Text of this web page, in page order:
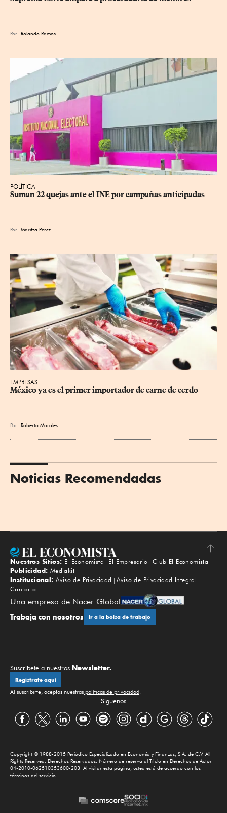
Por Rolando Ramos
POLÍTICA
Suman 22 quejas ante el INE por campañas anticipadas
Por Maritza Pérez
EMPRESAS
México ya es el primer importador de carne de cerdo
Por Roberto Morales
Noticias Recomendadas
Subir
Nuestros Sitios: El Economista El Empresario
Club El Economista
Publicidad: Mediakit
Institucional: Aviso de Privacidad
Aviso de Privacidad Integral
Contacto
Una empresa de Nacer Global
Trabaja con nosotros Ir a la bolsa de trabajo
Suscríbete a nuestros Newsletter.
Regístrate aquí
Al suscribirte, aceptas nuestras políticas de privacidad.
Síguenos
Copyright © 1988-2015 Periódico Especializado en Economía y Finanzas, S.A. de C.V. All
Rights Reserved. Derechos Reservados. Número de reserva al Título en Derechos de Autor
04-2010-062510353600-203. Al visitar esta página, usted está de acuerdo con los
términos del servicio